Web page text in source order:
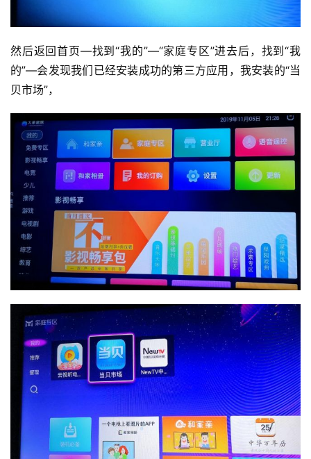
然后返回首页—找到“我的”—“家庭专区”进去后，找到“我
的”—会发现我们已经安装成功的第三方应用，我安装的“当
贝市场”，